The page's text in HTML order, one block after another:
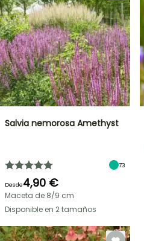
Salvia nemorosa Amethyst
73
Desde4,90 €
Maceta de 8/9 cm
Disponible en 2 tamaños